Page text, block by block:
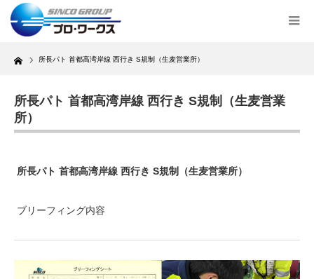
Home 所長パト 首都高湾岸線 西行き S規制（生麦営業所）
所長パト 首都高湾岸線 西行き S規制（生麦営業
所）
所長パト 首都高湾岸線 西行き S規制（生麦営業所）
ブリーフィング内容